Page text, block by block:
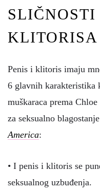
Penis i klitoris imaju
6 glavnih karakteristika
muškaraca prema
za seksualno blagostanje
America:
• I penis i klitoris se
seksualnog uzbuđenja.